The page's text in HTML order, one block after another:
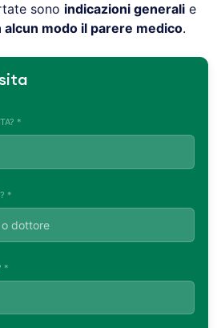
sono indicazioni generali e
modo il parere medico.
*
*
*